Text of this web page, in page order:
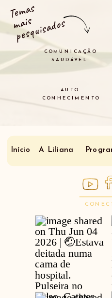
COMUNICAÇÃO
SAUDÁVEL
Temas
mais
pesquisados
AUTO
CONHECIMENTO
A Liliana
Início